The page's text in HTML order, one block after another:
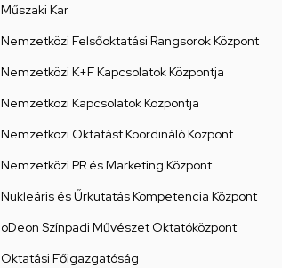
Műszaki Kar
Nemzetközi Felsőoktatási Rangsorok Központ
Nemzetközi K+F Kapcsolatok Központja
Nemzetközi Kapcsolatok Központja
Nemzetközi Oktatást Koordináló Központ
Nemzetközi PR és Marketing Központ
Nukleáris és Űrkutatás Kompetencia Központ
oDeon Színpadi Művészet Oktatóközpont
Oktatási Főigazgatóság